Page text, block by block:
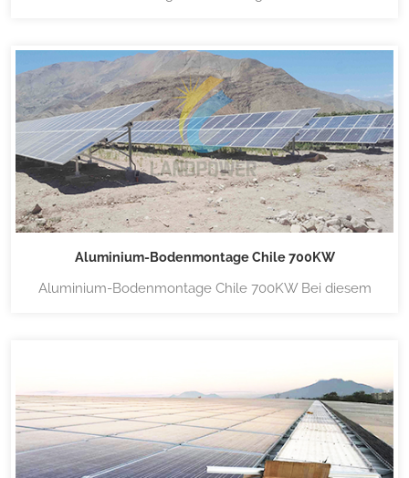
Diese Ballastsysteme (Systeme ohne Durchdringung)
ermöglichen eine bis zu 20 % höhere
Sonnenstrahlungsdichte au...
Aluminium-Bodenmontage Chile 700KW
Aluminium-Bodenmontage Chile 700KW Bei diesem
Wir führen eine große Auswahl an Solar-
Montagesystemen, darunter verschiedene...